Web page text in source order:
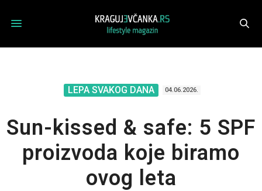
LEPA SVAKOG DANA 04.06.2026.
Sun-kissed & safe: 5 SPF
proizvoda koje biramo
ovog leta